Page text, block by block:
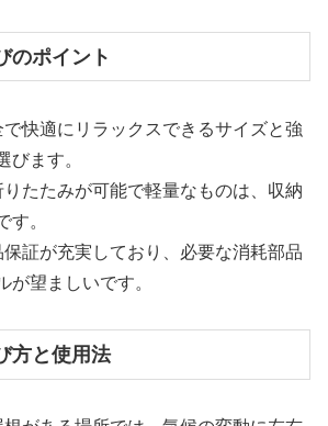
のポイント
で快適にリラックスできるサイズと強
びます。
りたたみが可能で軽量なものは、収納
す。
保証が充実しており、必要な消耗部品
が望ましいです。
方と使用法